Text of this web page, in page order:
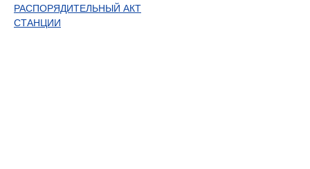
РАСПОРЯДИТЕЛЬНЫЙ АКТ
СТАНЦИИ